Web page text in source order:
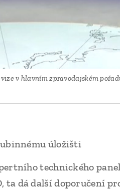
v hlavním zpravodajském
úložišti
technického
ta dá další doporučení